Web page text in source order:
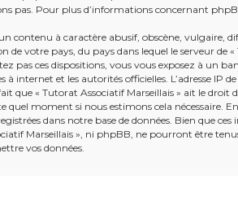
pas. Pour plus d’informations concernant
contenu à caractère abusif, obscène,
de votre pays, du pays dans lequel le serveur de
pas ces dispositions, vous vous exposez à un
à internet et les autorités officielles. L’adresse IP
que « Tutorat Associatif Marseillais » ait le
quel moment si nous estimons cela nécessaire.
dans notre base de données. Bien que
Marseillais », ni phpBB, ne pourront être
vos données.